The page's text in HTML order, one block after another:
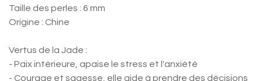
Taille des perles : 6 mm
Origine : Chine
Vertus de la Jade :
- Paix intérieure, apaise le stress et l'anxiété
- Courage et sagesse, elle aide à prendre des décisions